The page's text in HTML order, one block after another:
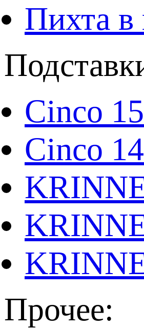
Пихта в
Cinco
Cinco
Прочее: